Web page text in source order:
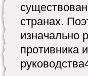
странах.
изначально
противника